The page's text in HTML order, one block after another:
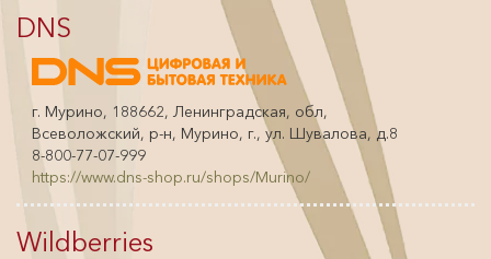
DNS
г. Мурино, 188662, Ленинградская, обл,
Всеволожский, р-н, Мурино, г., ул. Шувалова, д.8
8-800-77-07-999
https://www.dns-shop.ru/shops/Murino/
Wildberries